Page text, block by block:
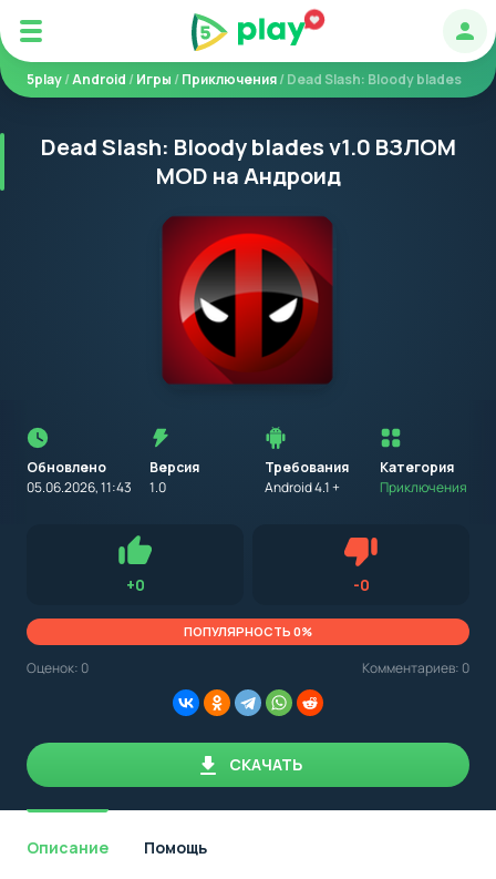
5play/Android /Игры /Приключения/ Dead Slash: Bloody blades
Dead Slash: Bloody blades v1.0 ВЗЛОМ
MOD на Андроид
Обновлено
05.06.2026, 11:43
Версия
1.0
Требования
Android 4.1 +
установкой
приложения
на
устройство
с
указываем
минимальные
необходимые
Категория
Приключения
обращать внимание на установленную версию Android
OS. Мы указываем минимально необходимую версию для
+0Нравится -0Не нравится
ПОПУЛЯРНОСТЬ 0%
Оценок: 0 Комментариев: 0
СКАЧАТЬ
Описание Помощь